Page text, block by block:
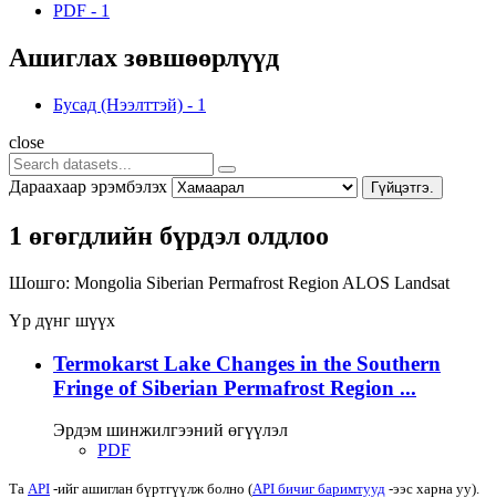
PDF - 1
Ашиглах зөвшөөрлүүд
Бусад (Нээлттэй) - 1
close
Дараахаар эрэмбэлэх Гүйцэтгэ.
1 өгөгдлийн бүрдэл олдлоо
Шошго: Mongolia Siberian Permafrost Region ALOS Landsat
Үр дүнг шүүх
Termokarst Lake Changes in the Southern
Fringe of Siberian Permafrost Region ...
Эрдэм шинжилгээний өгүүлэл
PDF
Та API -ийг ашиглан бүртгүүлж болно (API бичиг баримтууд -ээс харна уу).